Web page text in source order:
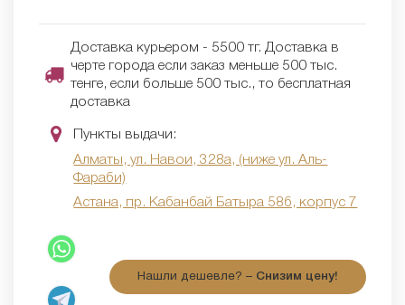
Доставка курьером - 5500 тг. Доставка в
черте города если заказ меньше 500 тыс.
тенге, если больше 500 тыс., то бесплатная
доставка
Пункты выдачи:
Алматы, ул. Навои, 328а, (ниже ул. Аль-
Фараби)
Астана, пр. Кабанбай Батыра 58б, корпус 7
Нашли дешевле? – Снизим цену!